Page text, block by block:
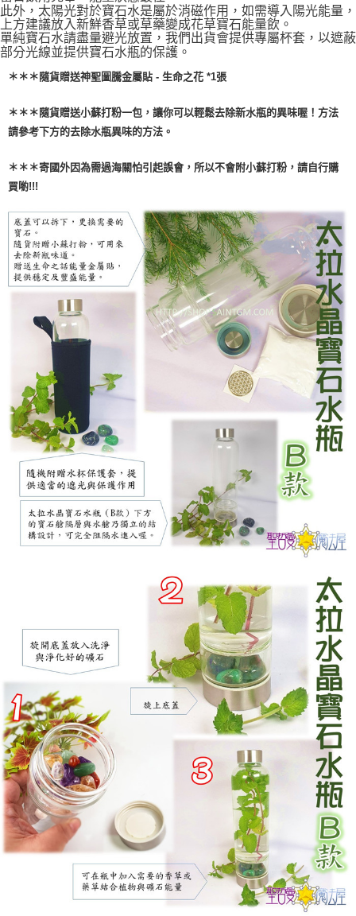
此外，太陽光對於寶石水是屬於消磁作用，如需導入陽光能量，
上方建議放入新鮮香草或草藥變成花草寶石能量飲。
單純寶石水請盡量避光放置，我們出貨會提供專屬杯套，以遮蔽
部分光線並提供寶石水瓶的保護。
＊＊＊隨貨贈送神聖圖騰金屬貼 - 生命之花 *1張
＊＊＊隨貨贈送小蘇打粉一包，讓你可以輕鬆去除新水瓶的異味喔！方法
請參考下方的去除水瓶異味的方法。
＊＊＊寄國外因為需過海關怕引起誤會，所以不會附小蘇打粉，請自行購
買喲!!!